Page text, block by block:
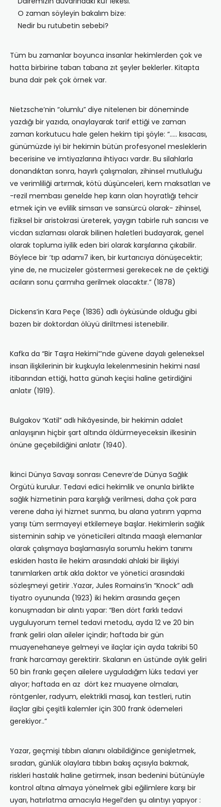
O zaman söyleyin bakalım bize:
Nedir bu rutubetin sebebi?
Tüm bu zamanlar boyunca insanlar hekimlerden çok ve
hatta birbirine taban tabana zıt şeyler beklerler. Kitapta
buna dair pek çok örnek var.
Nietzsche’nin “olumlu” diye nitelenen bir döneminde
yazdığı bir yazıda, onaylayarak tarif ettiği ve zaman
zaman korkutucu hale gelen hekim tipi şöyle: “….. kısacası,
günümüzde iyi bir hekimin bütün profesyonel mesleklerin
becerisine ve imtiyazlarına ihtiyacı vardır. Bu silahlarla
donandıktan sonra, hayırlı çalışmaları, zihinsel mutluluğu
ve verimliliği artırmak, kötü düşünceleri, kem maksatları ve
-rezil membası genelde hep karın olan hoyratlığı tehcir
etmek için ve evlilik simsarı ve sansürcü olarak- zihinsel,
fiziksel bir aristokrasi üreterek, yaygın tabirle ruh sancısı ve
vicdan sızlaması olarak bilinen haletleri budayarak, genel
olarak topluma iyilik eden biri olarak karşılarına çıkabilir.
Böylece bir ‘tıp adamı7 iken, bir kurtarıcıya dönüşecektir;
yine de, ne mucizeler göstermesi gerekecek ne de çektiği
acıların sonu çarmıha gerilmek olacaktır.” (1878)
Dickens’in Kara Peçe (1836) adlı öyküsünde olduğu gibi
bazen bir doktordan ölüyü diriltmesi istenebilir.
Kafka da “Bir Taşra Hekimi”’nde güvene dayalı geleneksel
insan ilişkilerinin bir kuşkuyla lekelenmesinin hekimi nasıl
itibarından ettiği, hatta günah keçisi haline getirdiğini
anlatır (1919).
Bulgakov “Katil” adlı hikâyesinde, bir hekimin adalet
anlayışının hiçbir şart altında öldürmeyeceksin ilkesinin
önüne geçebildiğini anlatır (1940).
İkinci Dünya Savaşı sonrası Cenevre’de Dünya Sağlık
Örgütü kurulur. Tedavi edici hekimlik ve onunla birlikte
sağlık hizmetinin para karşılığı verilmesi, daha çok para
verene daha iyi hizmet sunma, bu alana yatırım yapma
yarışı tüm sermayeyi etkilemeye başlar. Hekimlerin sağlık
sisteminin sahip ve yöneticileri altında maaşlı elemanlar
olarak çalışmaya başlamasıyla sorumlu hekim tanımı
eskiden hasta ile hekim arasındaki ahlaki bir ilişkiyi
tanımlarken artık akla doktor ve yönetici arasındaki
sözleşmeyi getirir .Yazar, Jules Romains’in “Knock” adlı
tiyatro oyununda (1923) iki hekim arasında geçen
konuşmadan bir alıntı yapar: “Ben dört farklı tedavi
uyguluyorum temel tedavi metodu, ayda 12 ve 20 bin
frank geliri olan aileler içindir; haftada bir gün
muayenehaneye gelmeyi ve ilaçlar için ayda takribi 50
frank harcamayı gerektirir. Skalanın en üstünde aylık geliri
50 bin frankı geçen ailelere uyguladığım lüks tedavi yer
alıyor; haftada en az dört kez muayene olmaları,
röntgenler, radyum, elektrikli masaj, kan testleri, rutin
ilaçlar gibi çeşitli kalemler için 300 frank ödemeleri
gerekiyor..”
Yazar, geçmişi tıbbın alanını olabildiğince genişletmek,
sıradan, günlük olaylara tıbbın bakış açısıyla bakmak,
riskleri hastalık haline getirmek, insan bedenini bütünüyle
kontrol altına almaya yönelmek gibi eğilimlere karşı bir
uyarı, hatırlatma amacıyla Hegel’den şu alıntıyı yapıyor :